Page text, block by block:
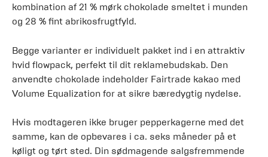
kombination af 21 % mørk chokolade smeltet i munden
og 28 % fint abrikosfrugtfyld.
Begge varianter er individuelt pakket ind i en attraktiv
hvid flowpack, perfekt til dit reklamebudskab. Den
anvendte chokolade indeholder Fairtrade kakao med
Volume Equalization for at sikre bæredygtig nydelse.
Hvis modtageren ikke bruger pepperkagerne med det
samme, kan de opbevares i ca. seks måneder på et
køligt og tørt sted. Din sødmagende salgsfremmende